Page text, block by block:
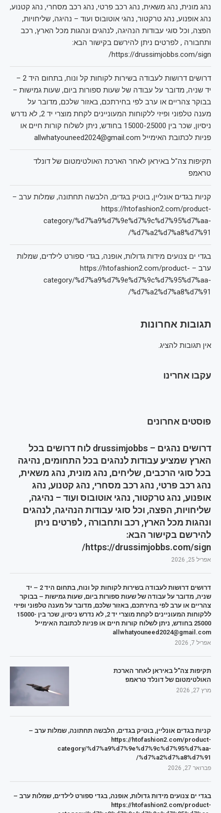
נהג מונית, נהג משאית, נהג רכב פרטי, נהג רכב מסחרי, נהג קטנוע,
נהג אופנוע, נהג טרקטור, נהגי אוטובוס ועוד – נהיגה, שליחויות,
הפצה, וכל סוגי עבודות הנהיגה, לנהגים ונהגות מכל הארץ, רכב
ותחבורה , לפרטים ניתן להירשם בקישור הבא:
https://drussimjobbs.com/sign/
דרושים דרושות לעבודה בשירות לקוחות קל ונוח, בתחום היד 2 –
יד שניה, מדובר על עבודה של שעות ספורות ביום, שעות גמישות –
בבוקר צהריים או ערב לפי בחירתכם, באזור שלכם, מדובר על
מענה טלפוני ופיזי ללקוחות המעוניינים לקחת מוצרי יד 2, לא נדרש
ניסיון, שכר בין 15000-25000 בחודש, ניתן לשלוח קורות חיים או
פניות לכתובת האימייל allwhatyouneed2024@gmail.com
תקיפות צה"ל באיראן לאחר הארכת האולטימטום של דונלד
טראמפ
קניות בגדים אונליין, בוטיק בגדים, הלבשה תחתונה, שמלות ערב –
https://htofashion2.com/product-
category/%d7%a9%d7%9e%d7%9c%d7%95%d7%aa-
%d7%a2%d7%a8%d7%91/
בגדי ים צנועים מידות גדולות, אופנה, בגדי ספורט לילדים, שמלות
ערב – https://htofashion2.com/product-
category/%d7%a9%d7%9e%d7%9c%d7%95%d7%aa-
%d7%a2%d7%a8%d7%91/
תגובות אחרונות
אין תגובות להציג.
עקבו אחרינו
פוסטים אחרונים
דרושים נהגים – drussimjobbs לוח דרושים בכל
הארץ שמציע עבודות לנהגים בכל התחומים, נהיגה
בכל סוגי הרכבים, שליחים, נהג מונית, נהג משאית,
נהג רכב פרטי, נהג רכב מסחרי, נהג קטנוע, נהג
אופנוע, נהג טרקטור, נהגי אוטובוס ועוד – נהיגה,
שליחויות, הפצה, וכל סוגי עבודות הנהיגה, לנהגים
ונהגות מכל הארץ, רכב ותחבורה , לפרטים ניתן
להירשם בקישור הבא:
https://drussimjobbs.com/sign/
אפריל 25, 2026
דרושים דרושות לעבודה בשירות לקוחות קל ונוח, בתחום היד 2 – יד
שניה, מדובר על עבודה של שעות ספורות ביום, שעות גמישות – בבוקר
צהריים או ערב לפי בחירתכם, באזור שלכם, מדובר על מענה טלפוני ופיזי
ללקוחות המעוניינים לקחת מוצרי יד 2, לא נדרש ניסיון, שכר בין 15000-
25000 בחודש, ניתן לשלוח קורות חיים או פניות לכתובת האימייל
allwhatyouneed2024@gmail.com
אפריל 7, 2026
תקיפות צה"ל באיראן לאחר הארכת
האולטימטום של דונלד טראמפ
מרץ 27, 2026
קניות בגדים אונליין, בוטיק בגדים, הלבשה תחתונה, שמלות ערב –
https://htofashion2.com/product-
category/%d7%a9%d7%9e%d7%9c%d7%95%d7%aa-
%d7%a2%d7%a8%d7%91/
פברואר 27, 2026
בגדי ים צנועים מידות גדולות, אופנה, בגדי ספורט לילדים, שמלות ערב –
https://htofashion2.com/product-